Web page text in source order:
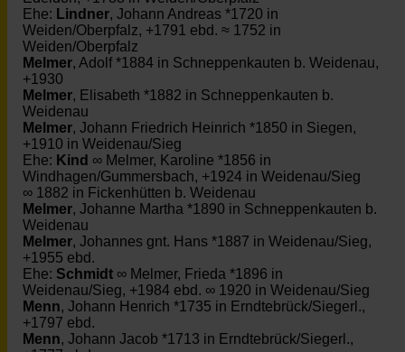
Ehe: Lindner, Johann Andreas *1720 in
Weiden/Oberpfalz, +1791 ebd. ≈ 1752 in
Weiden/Oberpfalz
Melmer, Adolf *1884 in Schneppenkauten b. Weidenau,
+1930
Melmer, Elisabeth *1882 in Schneppenkauten b.
Weidenau
Melmer, Johann Friedrich Heinrich *1850 in Siegen,
+1910 in Weidenau/Sieg
Ehe: Kind ∞ Melmer, Karoline *1856 in
Windhagen/Gummersbach, +1924 in Weidenau/Sieg
∞ 1882 in Fickenhütten b. Weidenau
Melmer, Johanne Martha *1890 in Schneppenkauten b.
Weidenau
Melmer, Johannes gnt. Hans *1887 in Weidenau/Sieg,
+1955 ebd.
Ehe: Schmidt ∞ Melmer, Frieda *1896 in
Weidenau/Sieg, +1984 ebd. ∞ 1920 in Weidenau/Sieg
Menn, Johann Henrich *1735 in Erndtebrück/Siegerl.,
+1797 ebd.
Menn, Johann Jacob *1713 in Erndtebrück/Siegerl.,